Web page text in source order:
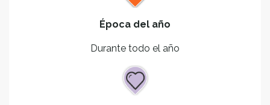
Época del año
Durante todo el año